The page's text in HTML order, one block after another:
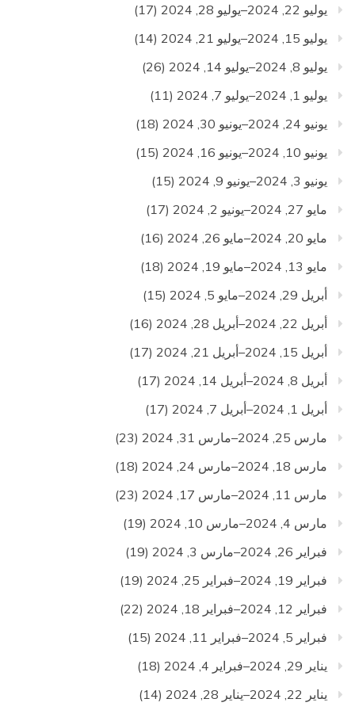
يوليو 22, 2024–يوليو 28, 2024
(17)
يوليو 15, 2024–يوليو 21, 2024
(14)
يوليو 8, 2024–يوليو 14, 2024
(26)
يوليو 1, 2024–يوليو 7, 2024
(11)
يونيو 24, 2024–يونيو 30, 2024
(18)
يونيو 10, 2024–يونيو 16, 2024
(15)
يونيو 3, 2024–يونيو 9, 2024
(15)
مايو 27, 2024–يونيو 2, 2024
(17)
مايو 20, 2024–مايو 26, 2024
(16)
مايو 13, 2024–مايو 19, 2024
(18)
أبريل 29, 2024–مايو 5, 2024
(15)
أبريل 22, 2024–أبريل 28, 2024
(16)
أبريل 15, 2024–أبريل 21, 2024
(17)
أبريل 8, 2024–أبريل 14, 2024
(17)
أبريل 1, 2024–أبريل 7, 2024
(17)
مارس 25, 2024–مارس 31, 2024
(23)
مارس 18, 2024–مارس 24, 2024
(18)
مارس 11, 2024–مارس 17, 2024
(23)
مارس 4, 2024–مارس 10, 2024
(19)
فبراير 26, 2024–مارس 3, 2024
(19)
فبراير 19, 2024–فبراير 25, 2024
(19)
فبراير 12, 2024–فبراير 18, 2024
(22)
فبراير 5, 2024–فبراير 11, 2024
(15)
يناير 29, 2024–فبراير 4, 2024
(18)
يناير 22, 2024–يناير 28, 2024
(14)